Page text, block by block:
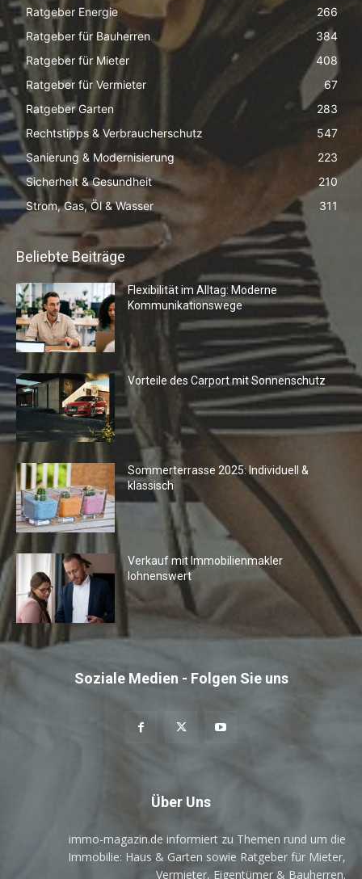
Ratgeber Energie
266
Ratgeber für Bauherren
384
Ratgeber für Mieter
408
Ratgeber für Vermieter
67
Ratgeber Garten
283
Rechtstipps & Verbraucherschutz
547
Sanierung & Modernisierung
223
Sicherheit & Gesundheit
210
Strom, Gas, Öl & Wasser
311
Beliebte Beiträge
Flexibilität im Alltag: Moderne
Kommunikationswege
Vorteile des Carport mit Sonnenschutz
Sommerterrasse 2025: Individuell &
klassisch
Verkauf mit Immobilienmakler
lohnenswert
Soziale Medien - Folgen Sie uns
Über Uns
immo-magazin.de informiert zu Themen rund um die
Immobilie: Haus & Garten sowie Ratgeber für Mieter,
Vermieter, Eigentümer & Bauherren.